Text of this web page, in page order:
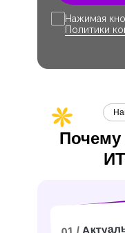
Нажимая
Политики